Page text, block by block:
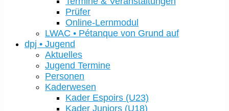
Prüfer
Online-Lernmodul
LWAC • Pétanque von Grund auf
dpj • Jugend
Aktuelles
Jugend Termine
Personen
Kaderwesen
Kader Espoirs (U23)
Kader Juniors (U18)